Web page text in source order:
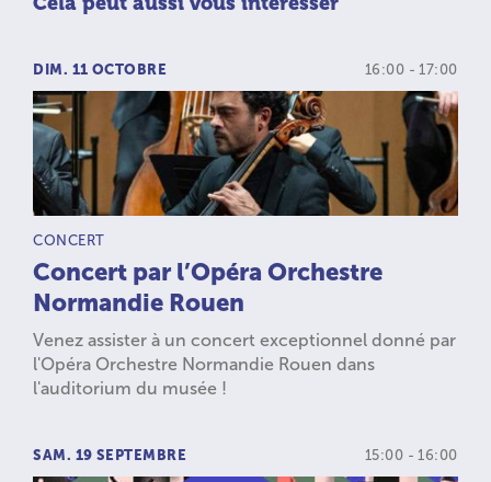
DIM. 11 OCTOBRE 16:00 - 17:00
TYPE D’ACTIVITÉ :
CONCERT
Concert par l’Opéra Orchestre
Normandie Rouen
Venez assister à un concert exceptionnel donné par
l'Opéra Orchestre Normandie Rouen dans
l'auditorium du musée !
SAM. 19 SEPTEMBRE 15:00 - 16:00